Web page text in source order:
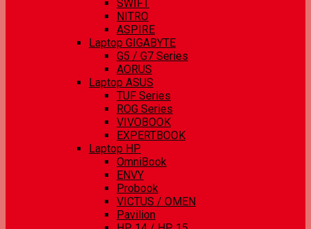
SWIFT
NITRO
ASPIRE
Laptop GIGABYTE
G5 / G7 Series
AORUS
Laptop ASUS
TUF Series
ROG Series
VIVOBOOK
EXPERTBOOK
Laptop HP
OmniBook
ENVY
Probook
VICTUS / OMEN
Pavilion